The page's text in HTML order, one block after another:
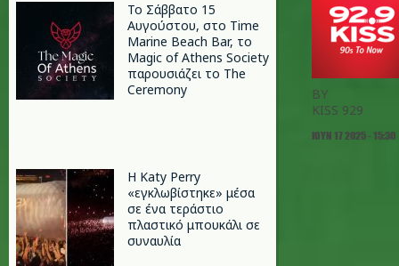
Το Σάββατο 15
Αυγούστου, στο Time
Marine Beach Bar, το
Magic of Athens Society
παρουσιάζει το The
Ceremony
H Katy Perry
«εγκλωβίστηκε» μέσα
σε ένα τεράστιο
πλαστικό μπουκάλι σε
συναυλία
BY
KISS 929
ΙΟΥΝ 17 2025 - 15:30